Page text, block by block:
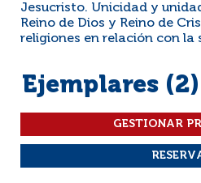
Jesucristo. Unicidad y
Reino de Dios y Reino de
religiones en relación con la
Ejemplares (2)